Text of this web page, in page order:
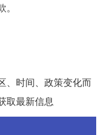
、时间、政策变化而
取最新信息